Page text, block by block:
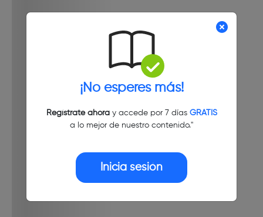
¡No esperes más!
Regístrate ahoray accede por 7 días GRATIS
a lo mejor de nuestro contenido."
Inicia sesión